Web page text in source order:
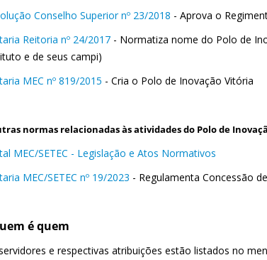
Conselho Superior nº 23/2018 - Aprova o
Reitoria nº 24/2017 - Normatiza nome do Polo de
e de seus campi)
MEC nº 819/2015 - Cria o Polo de Inovação Vitória
normas relacionadas às atividades do Polo de
MEC/SETEC - Legislação e Atos Normativos
MEC/SETEC nº 19/2023 - Regulamenta Concessão
é quem
e respectivas atribuições estão listados no